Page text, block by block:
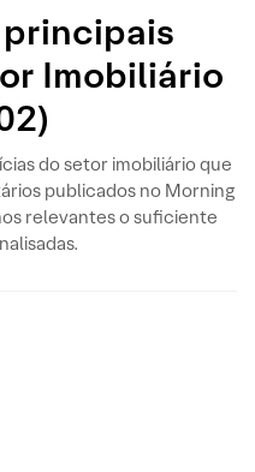
principais
Imobiliário
do setor imobiliário que
publicados no Morning
relevantes o suficiente